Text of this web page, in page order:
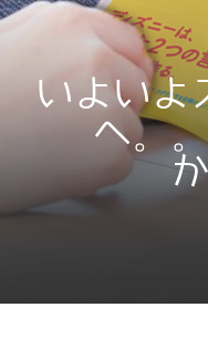
いよいよ
へ。